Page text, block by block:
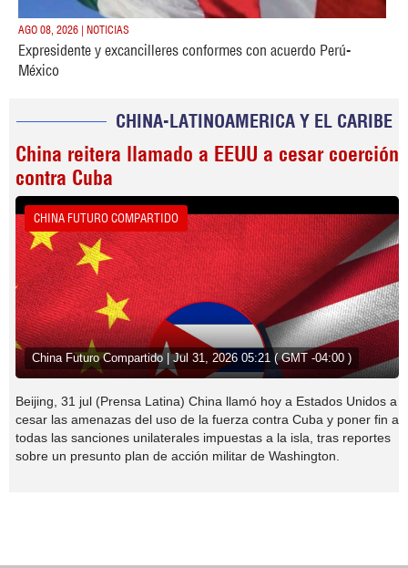
AGO 08, 2026 | NOTICIAS
Expresidente y excancilleres conformes con acuerdo Perú-
México
CHINA-LATINOAMERICA Y EL CARIBE
China reitera llamado a EEUU a cesar coerción
contra Cuba
CHINA FUTURO COMPARTIDO
China Futuro Compartido | Jul 31, 2026 05:21 ( GMT -04:00 )
Beijing, 31 jul (Prensa Latina) China llamó hoy a Estados Unidos a
cesar las amenazas del uso de la fuerza contra Cuba y poner fin a
todas las sanciones unilaterales impuestas a la isla, tras reportes
sobre un presunto plan de acción militar de Washington.